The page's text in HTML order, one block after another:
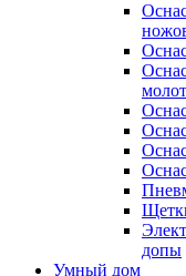
допы
Умный дом